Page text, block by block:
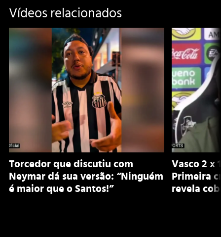
Vídeos relacionados
Torcedor que discutiu com
Neymar dá sua versão: “Ninguém
é maior que o Santos!”
Vasco 2 x
Primeira
revela